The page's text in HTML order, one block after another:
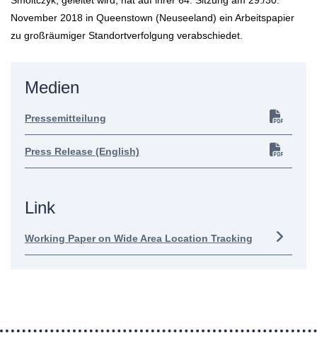
November 2018 in Queenstown (Neuseeland) ein Arbeitspapier
zu großräumiger Standortverfolgung verabschiedet.
Medien
Pressemitteilung
Press Release (English)
Link
Working Paper on Wide Area Location Tracking